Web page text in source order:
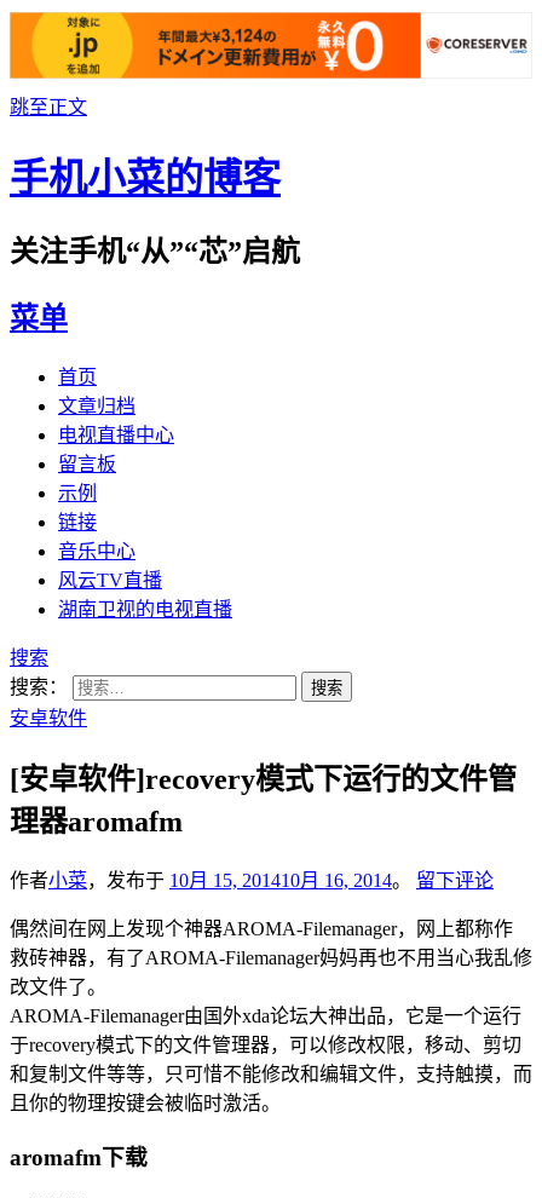
跳至正文
手机小菜的博客
关注手机“从”“芯”启航
菜单
首页
文章归档
电视直播中心
留言板
示例
链接
音乐中心
风云TV直播
湖南卫视的电视直播
搜索
搜索：
安卓软件
[安卓软件]recovery模式下运行的文件管
理器aromafm
作者小菜，发布于 10月 15, 201410月 16, 2014。 留下评论
偶然间在网上发现个神器AROMA-Filemanager，网上都称作
救砖神器，有了AROMA-Filemanager妈妈再也不用当心我乱修
改文件了。
AROMA-Filemanager由国外xda论坛大神出品，它是一个运行
于recovery模式下的文件管理器，可以修改权限，移动、剪切
和复制文件等等，只可惜不能修改和编辑文件，支持触摸，而
且你的物理按键会被临时激活。
aromafm下载